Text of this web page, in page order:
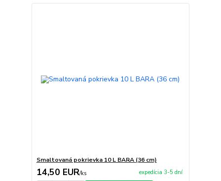
Smaltovaná pokrievka 10 L BARA (36 cm)
14,50 EUR/ks expedícia 3-5 dní